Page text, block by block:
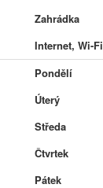
Zahrádka
Internet, Wi-Fi
Pondělí
Úterý
Středa
Čtvrtek
Pátek